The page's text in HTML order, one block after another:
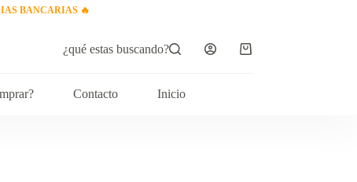
BANCARIAS 🔥
¿qué estas buscando?
Carro
Contacto Inicio